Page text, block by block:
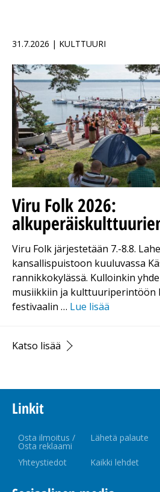
31.7.2026 | KULTTUURI
Viru Folk 2026:
Viru Folk järjestetään 7.-8.8.
kansallispuistoon kuuluvassa
rannikkokylässä. Kulloinkin
musiikkiin ja kulttuuriperintöön
festivaalin … Lue lisää
Katso lisää
Linkit
Osta ilmoitus /
Osta reklaami
Lähetä palaute
Yhteystiedot Kaikki lehdet